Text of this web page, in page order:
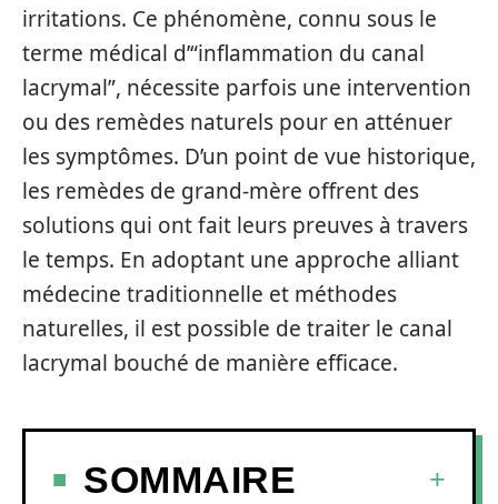
irritations. Ce phénomène, connu sous le
terme médical d’“inflammation du canal
lacrymal”, nécessite parfois une intervention
ou des remèdes naturels pour en atténuer
les symptômes. D’un point de vue historique,
les remèdes de grand-mère offrent des
solutions qui ont fait leurs preuves à travers
le temps. En adoptant une approche alliant
médecine traditionnelle et méthodes
naturelles, il est possible de traiter le canal
lacrymal bouché de manière efficace.
SOMMAIRE